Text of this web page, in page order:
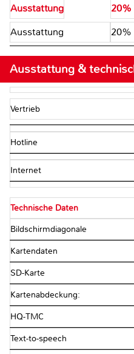
Ausstattung
20%
Ausstattung
20%
Ausstattung &
Vertrieb
Hotline
Internet
Technische Daten
Bildschirmdiagonale
Kartendaten
SD-Karte
Kartenabdeckung:
HQ-TMC
Text-to-speech